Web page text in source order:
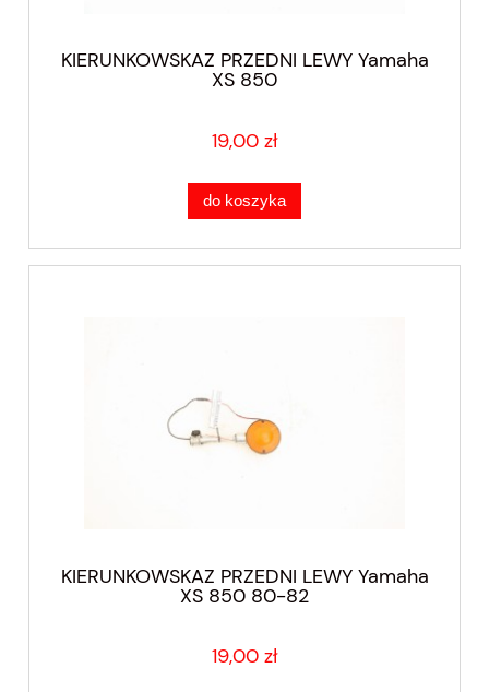
KIERUNKOWSKAZ PRZEDNI LEWY Yamaha
XS 850
19,00 zł
do koszyka
KIERUNKOWSKAZ PRZEDNI LEWY Yamaha
XS 850 80-82
19,00 zł